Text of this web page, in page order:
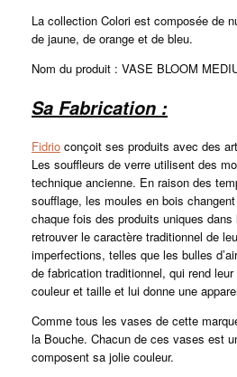
La collection Colori est composée de
de jaune, de orange et de bleu.
Nom du produit : VASE BLOOM
Sa Fabrication :
Fidrio conçoit ses produits avec des
Les souffleurs de verre utilisent des
technique ancienne. En raison des
soufflage, les moules en bois
chaque fois des produits uniques
retrouver le caractère traditionnel de
imperfections, telles que les bulles
de fabrication traditionnel, qui rend
couleur et taille et lui donne une
Comme tous les vases de cette
la Bouche. Chacun de ces vases est
composent sa jolie couleur.